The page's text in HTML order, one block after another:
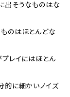
出そうなものはな
のはほとんどな
レイにはほとん
に細かいノイズ